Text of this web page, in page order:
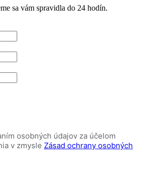
sa vám spravidla do 24 hodín.
osobných údajov za účelom
v zmysle Zásad ochrany osobných